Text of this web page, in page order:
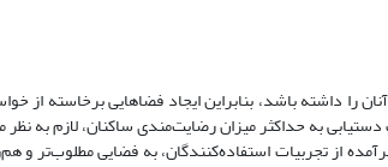
را داشته باشد، بنابراین ایجاد فضاهایی برخاسته از
دستیابی به حداکثر میزان رضایت‌‌مندی ساکنان، لازم به
از تجربیات استفاده‌‌کنندگان، به فضایی مطلوب‌‌تر و